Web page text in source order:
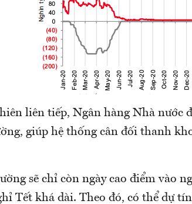
liên tiếp, Ngân hàng Nhà nước
giúp hệ thống cân đối thanh
sẽ chỉ còn ngày cao điểm vào
Tết khá dài. Theo đó, có thể dự